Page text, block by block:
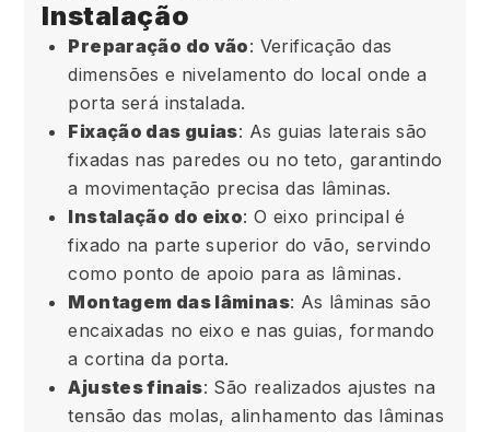
Instalação
Preparação do vão: Verificação das
dimensões e nivelamento do local onde a
porta será instalada.
Fixação das guias: As guias laterais são
fixadas nas paredes ou no teto, garantindo
a movimentação precisa das lâminas.
Instalação do eixo: O eixo principal é
fixado na parte superior do vão, servindo
como ponto de apoio para as lâminas.
Montagem das lâminas: As lâminas são
encaixadas no eixo e nas guias, formando
a cortina da porta.
Ajustes finais: São realizados ajustes na
tensão das molas, alinhamento das lâminas